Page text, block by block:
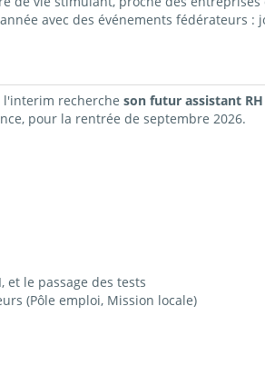
avec des événements fédérateurs
l'interim recherche son futur assistant
, pour la rentrée de septembre 2026.
et le passage des tests
(Pôle emploi, Mission locale)